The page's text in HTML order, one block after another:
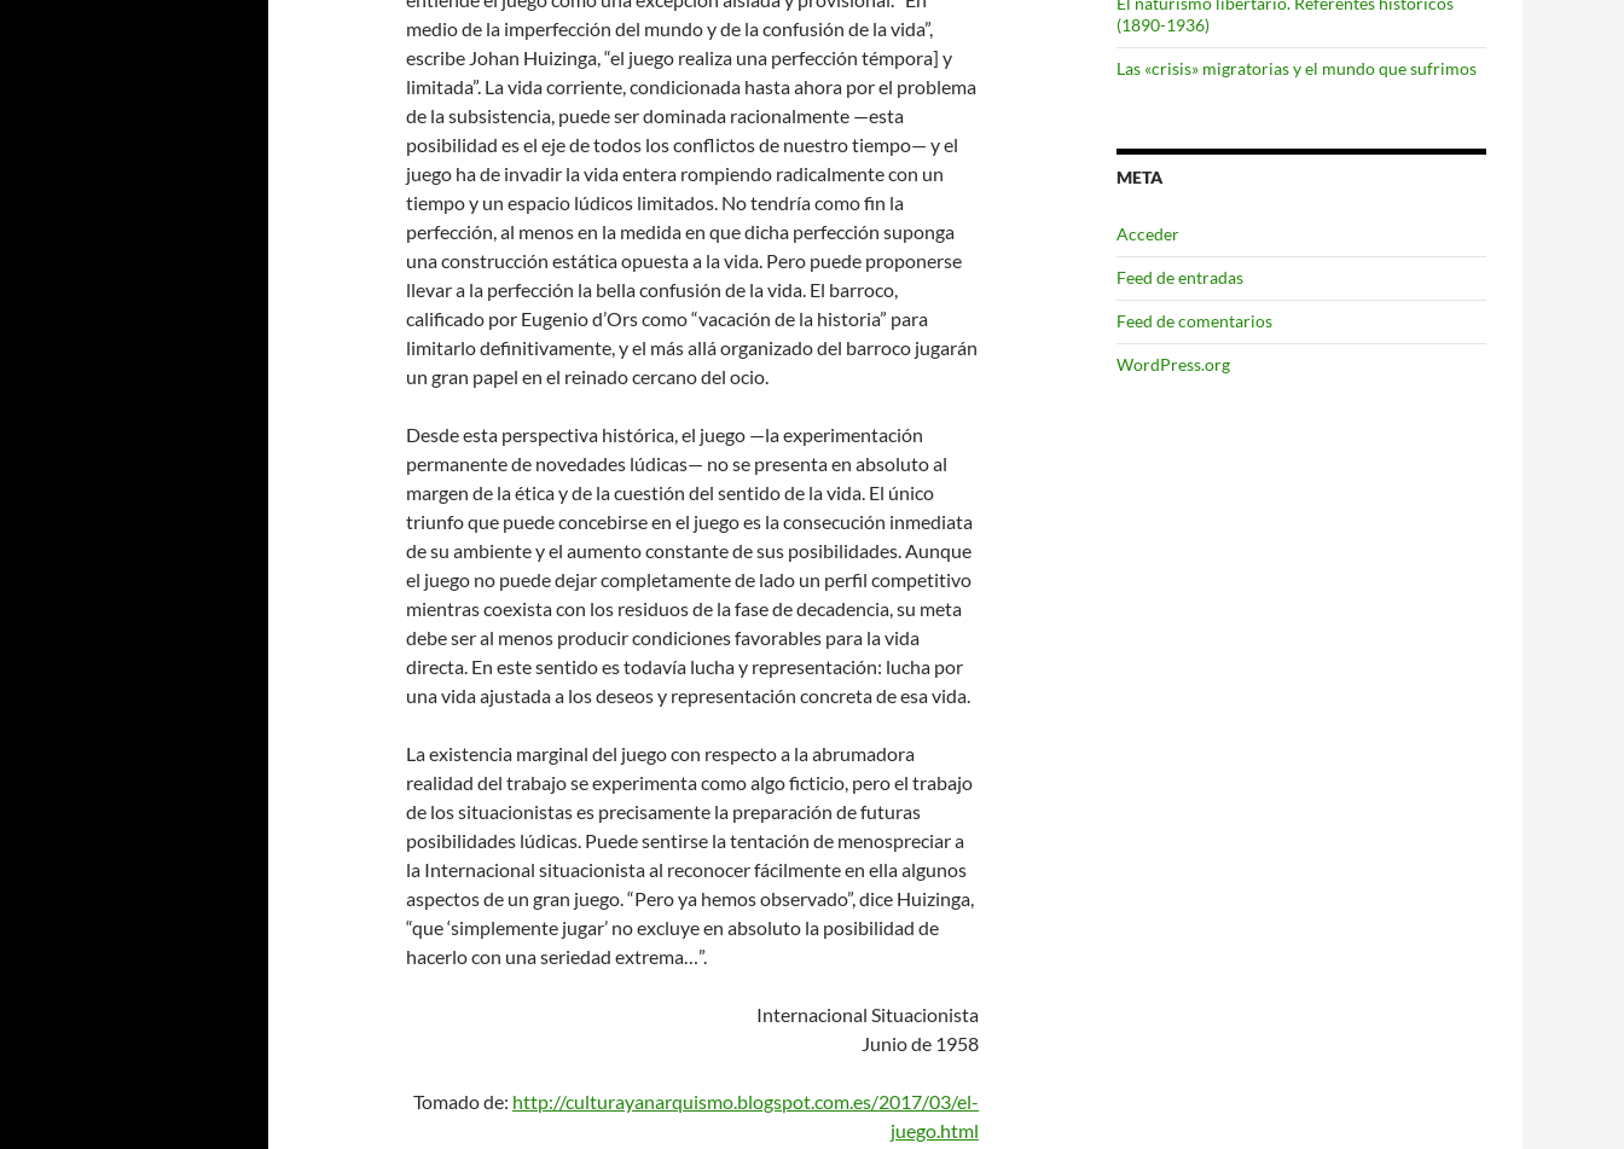
medio de la imperfección del mundo y de la confusión de la vida”,
escribe Johan Huizinga, “el juego realiza una perfección témpora] y
limitada”. La vida corriente, condicionada hasta ahora por el problema
de la subsistencia, puede ser dominada racionalmente —esta
posibilidad es el eje de todos los conflictos de nuestro tiempo— y el
juego ha de invadir la vida entera rompiendo radicalmente con un
tiempo y un espacio lúdicos limitados. No tendría como fin la
perfección, al menos en la medida en que dicha perfección suponga
una construcción estática opuesta a la vida. Pero puede proponerse
llevar a la perfección la bella confusión de la vida. El barroco,
calificado por Eugenio d’Ors como “vacación de la historia” para
limitarlo definitivamente, y el más allá organizado del barroco jugarán
un gran papel en el reinado cercano del ocio.
Desde esta perspectiva histórica, el juego —la experimentación
permanente de novedades lúdicas— no se presenta en absoluto al
margen de la ética y de la cuestión del sentido de la vida. El único
triunfo que puede concebirse en el juego es la consecución inmediata
de su ambiente y el aumento constante de sus posibilidades. Aunque
el juego no puede dejar completamente de lado un perfil competitivo
mientras coexista con los residuos de la fase de decadencia, su meta
debe ser al menos producir condiciones favorables para la vida
directa. En este sentido es todavía lucha y representación: lucha por
una vida ajustada a los deseos y representación concreta de esa vida.
La existencia marginal del juego con respecto a la abrumadora
realidad del trabajo se experimenta como algo ficticio, pero el trabajo
de los situacionistas es precisamente la preparación de futuras
posibilidades lúdicas. Puede sentirse la tentación de menospreciar a
la Internacional situacionista al reconocer fácilmente en ella algunos
aspectos de un gran juego. “Pero ya hemos observado”, dice Huizinga,
“que ‘simplemente jugar’ no excluye en absoluto la posibilidad de
hacerlo con una seriedad extrema…”.
Internacional Situacionista
Junio de 1958
Tomado de: http://culturayanarquismo.blogspot.com.es/2017/03/el-
juego.html
(1890-1936)
Las «crisis» migratorias y el mundo que sufrimos
META
Acceder
Feed de entradas
Feed de comentarios
WordPress.org